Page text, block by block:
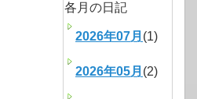
各月の日記
2026年07月 (1)
2026年05月 (2)